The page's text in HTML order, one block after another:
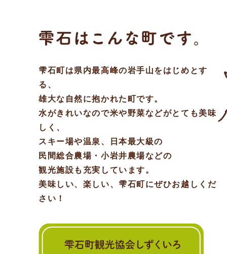
雫石町は県内最高峰の岩手山をはじめとす
る、
雄大な自然に抱かれた町です。
水がきれいなので米や野菜などがとても美味
しく、
スキー場や温泉、日本最大級の
民間総合農場・小岩井農場などの
観光施設も充実しています。
美味しい、楽しい、雫石町にぜひお越しくだ
さい！